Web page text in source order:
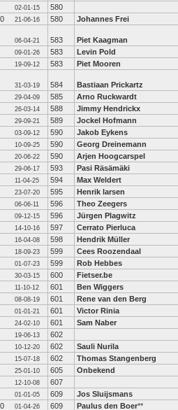
02-01-15 580
21-06-16 580 Johannes Frei
06-04-21 583 Piet Kaagman
09-01-26 583 Levin Pold
19-09-12 583 Piet Mooren
31-03-19 584 Bastiaan Prickartz
29-04-09 585 Arno Ruckwardt
26-03-14 588 Jimmy Hendrickx
29-09-21 589 Jockel Hofmann
03-09-12 590 Jakob Eykens
10-09-25 590 Georg Dreinemann
20-06-22 590 Arjen Hoogcarspel
29-06-17 593 Pasi Räsämäki
11-04-25 594 Max Weldert
23-07-20 595 Henrik larsen
06-06-11 596 Theo Zeegers
09-12-15 596 Jürgen Plagwitz
14-10-16 597 Cerrato Pierluca
16-04-08 598 Hendrik Müller
18-09-23 599 Cees Roozendaal
01-07-23 599 Rob Hebbes
30-03-15 600 Fietser.be
11-10-12 601 Ben Wiggers
08-08-19 601 Rene van den Berg
01-01-21 601 Victor Rinia
24-02-10 601 Sam Naber
19-06-13 602
10-12-20 602 Sauli Nurila
15-07-18 602 Thomas Stangenberg
25-01-10 605
Onbekend
12-10-08
607
01-01-05 609 Jos Sluijsmans
01-04-26 609 Paulus den Boer**